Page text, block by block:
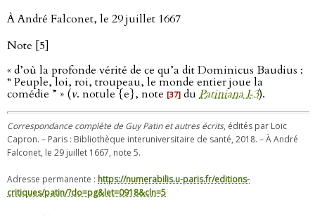
À André Falconet, le 29 juillet 1667
Note [5]
« d’où la profonde vérité de ce qu’a dit Dominicus Baudius :
“ Peuple, loi, roi, troupeau, le monde entier joue la
comédie ” » (v. notule {e}, note [37] du Patiniana I‑3).
Correspondance complète de Guy Patin et autres écrits, édités par Loïc
Capron. – Paris : Bibliothèque interuniversitaire de santé, 2018. – À André
Falconet, le 29 juillet 1667, note 5.
Adresse permanente : https://numerabilis.u-paris.fr/editions-
critiques/patin/?do=pg&let=0918&cln=5